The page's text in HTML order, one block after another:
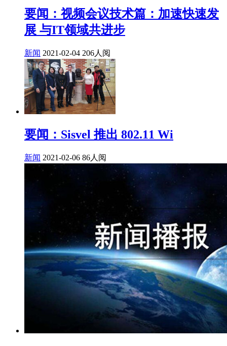
要闻：视频会议技术篇：加速快速发
展 与IT领域共进步
新闻 2021-02-04 206人阅
要闻：Sisvel 推出 802.11 Wi
新闻 2021-02-06 86人阅